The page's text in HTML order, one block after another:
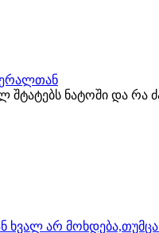
შტატებს ნატოში და
ხვალ არ